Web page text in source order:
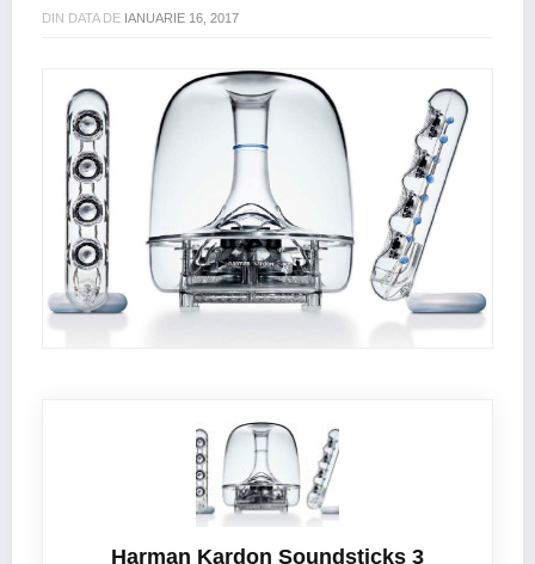
DIN DATA DE IANUARIE 16, 2017
Harman Kardon Soundsticks 3